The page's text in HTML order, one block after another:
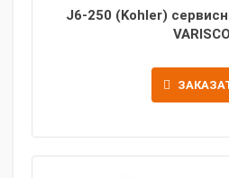
J6-250 (Kohler)
VARISCO